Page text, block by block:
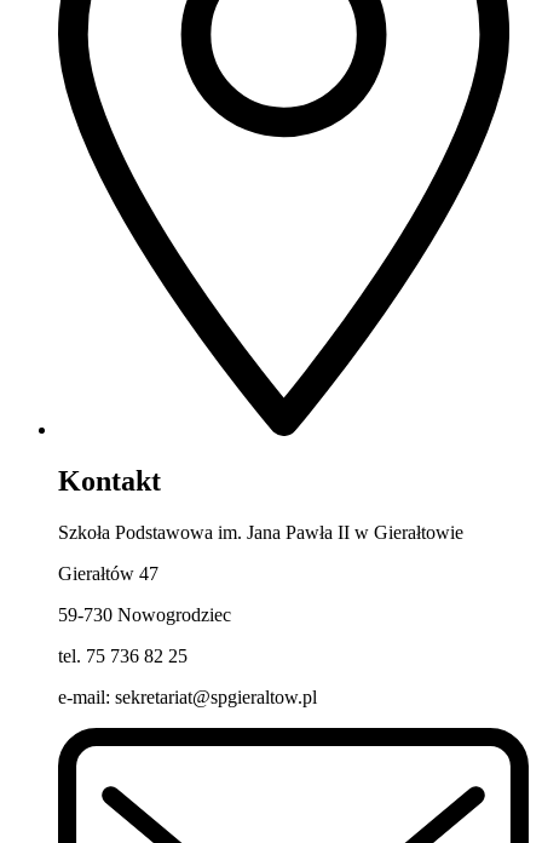
Kontakt
Szkoła Podstawowa im. Jana Pawła II w Gierałtowie
Gierałtów 47
59-730 Nowogrodziec
tel. 75 736 82 25
e-mail: sekretariat@spgieraltow.pl